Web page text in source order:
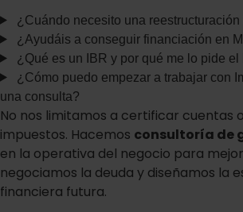
¿Cuándo necesito una reestructuración
¿Ayudáis a conseguir financiación en
¿Qué es un IBR y por qué me lo pide el
¿Cómo puedo empezar a trabajar con
una consulta?
No nos limitamos a certificar cuentas
impuestos. Hacemos consultoría de
en la operativa del negocio para
negociamos la deuda y diseñamos la
financiera futura.